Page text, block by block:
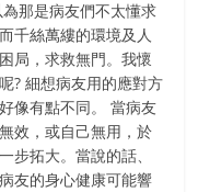
那是病友們不太懂求
千絲萬縷的環境及人
局，求救無門。我懷
? 細想病友用的應對方
像有點不同。 當病友
效，或自己無用，於
步拓大。當說的話、
友的身心健康可能響